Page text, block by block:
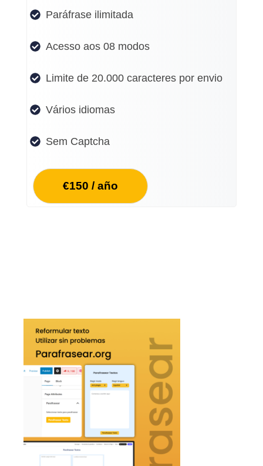
Paráfrase ilimitada
Acesso aos 08 modos
Limite de 20.000 caracteres por envio
Vários idiomas
Sem Captcha
€150 / año